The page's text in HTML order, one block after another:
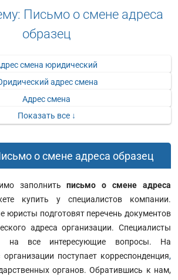
Письмо о смене адреса
образец
смена юридический
адрес смена
Адрес смена
Показать все ↓
о смене адреса образец
заполнить письмо о смене адреса
купить у специалистов компании.
юристы подготовят перечень документов
адреса организации. Специалисты
на все интересующие вопросы. На
поступает корреспонденция,
органов. Обратившись к нам,